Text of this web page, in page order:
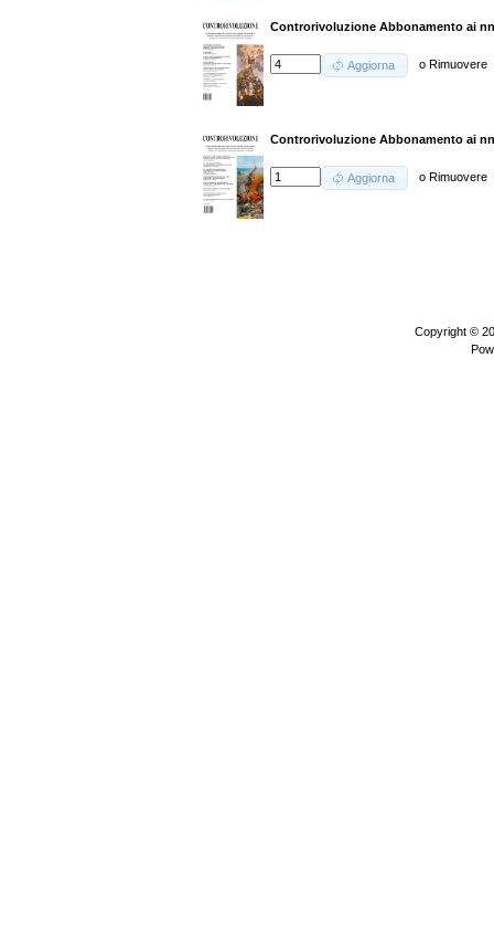
Controrivoluzione Abbonamento ai
Aggiorna oRimuovere
Controrivoluzione Abbonamento ai
Aggiorna oRimuovere
Copyright ©